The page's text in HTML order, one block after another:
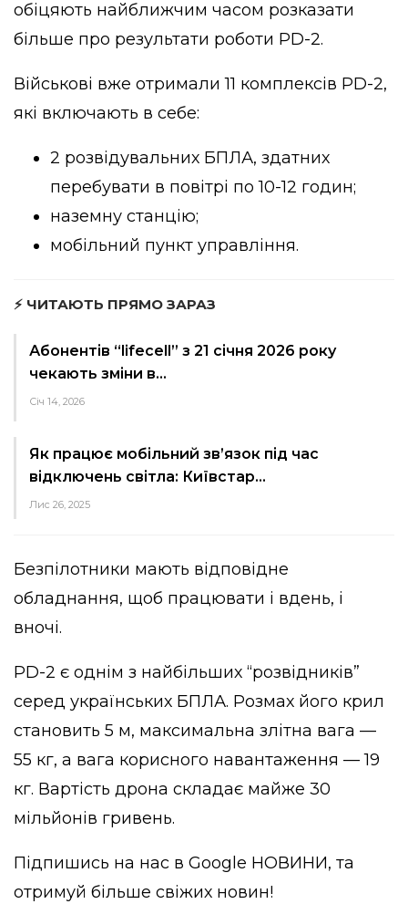
обіцяють найближчим часом розказати
більше про результати роботи PD-2.
Військові вже отримали 11 комплексів PD-2,
які включають в себе:
2 розвідувальних БПЛА, здатних
перебувати в повітрі по 10-12 годин;
наземну станцію;
мобільний пункт управління.
⚡ ЧИТАЮТЬ ПРЯМО ЗАРАЗ
Абонентів “lifecell” з 21 січня 2026 року
чекають зміни в…
Січ 14, 2026
Як працює мобільний зв’язок під час
відключень світла: Київстар…
Лис 26, 2025
Безпілотники мають відповідне
обладнання, щоб працювати і вдень, і
вночі.
PD-2 є однім з найбільших “розвідників”
серед українських БПЛА. Розмах його крил
становить 5 м, максимальна злітна вага —
55 кг, а вага корисного навантаження — 19
кг. Вартість дрона складає майже 30
мільйонів гривень.
Підпишись на нас в Google НОВИНИ, та
отримуй більше свіжих новин!